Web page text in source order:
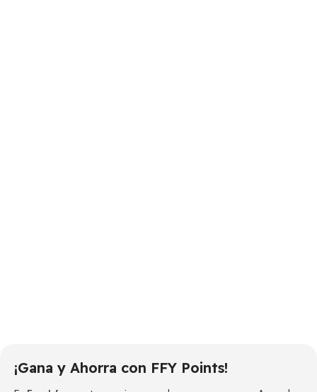
¡Gana y Ahorra con FFY Points!